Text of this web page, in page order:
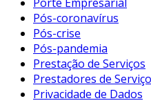
Pós-coronavírus
Pós-crise
Pós-pandemia
Prestação de Serviços
Prestadores de
Privacidade de Dados